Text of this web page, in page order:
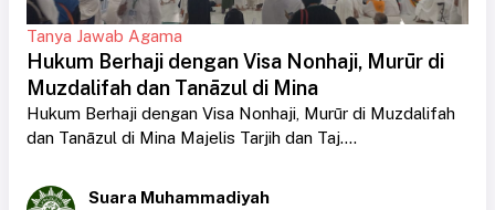
Tanya Jawab Agama
Hukum Berhaji dengan Visa Nonhaji, Murūr di
Muzdalifah dan Tanāzul di Mina
Hukum Berhaji dengan Visa Nonhaji, Murūr di Muzdalifah
dan Tanāzul di Mina Majelis Tarjih dan Taj....
Suara Muhammadiyah